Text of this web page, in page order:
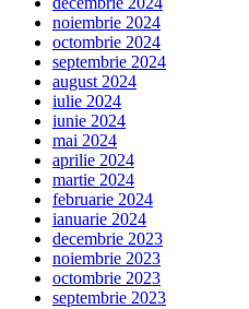
noiembrie 2024
octombrie 2024
septembrie 2024
august 2024
iulie 2024
iunie 2024
mai 2024
aprilie 2024
martie 2024
februarie 2024
ianuarie 2024
decembrie 2023
noiembrie 2023
octombrie 2023
septembrie 2023